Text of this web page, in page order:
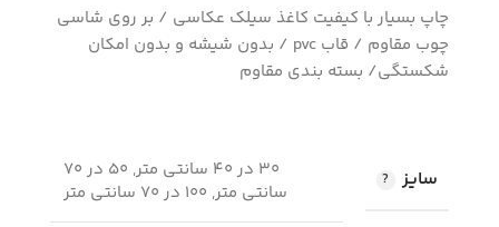
چاپ بسیار با کیفیت کاغذ سیلک عکاسی / بر روی شاسی
چوب مقاوم / قاب pvc / بدون شیشه و بدون امکان
شکستگی/ بسته بندی مقاوم
سایز
30 در 40 سانتی متر, 50 در 70
سانتی متر, 100 در 70 سانتی متر